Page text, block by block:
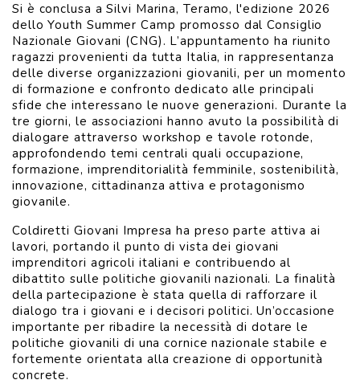
Si è conclusa a Silvi Marina, Teramo, l'edizione 2026
dello Youth Summer Camp promosso dal Consiglio
Nazionale Giovani (CNG). L’appuntamento ha riunito
ragazzi provenienti da tutta Italia, in rappresentanza
delle diverse organizzazioni giovanili, per un momento
di formazione e confronto dedicato alle principali
sfide che interessano le nuove generazioni. Durante la
tre giorni, le associazioni hanno avuto la possibilità di
dialogare attraverso workshop e tavole rotonde,
approfondendo temi centrali quali occupazione,
formazione, imprenditorialità femminile, sostenibilità,
innovazione, cittadinanza attiva e protagonismo
giovanile.
Coldiretti Giovani Impresa ha preso parte attiva ai
lavori, portando il punto di vista dei giovani
imprenditori agricoli italiani e contribuendo al
dibattito sulle politiche giovanili nazionali. La finalità
della partecipazione è stata quella di rafforzare il
dialogo tra i giovani e i decisori politici. Un’occasione
importante per ribadire la necessità di dotare le
politiche giovanili di una cornice nazionale stabile e
fortemente orientata alla creazione di opportunità
concrete.